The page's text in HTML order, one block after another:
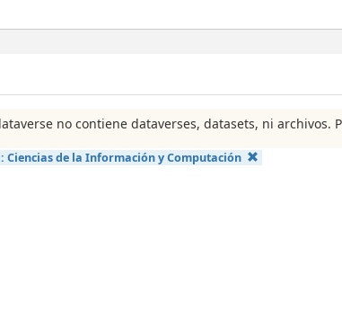
no contiene dataverses, datasets, ni archivos.
Ciencias de la Información y Computación